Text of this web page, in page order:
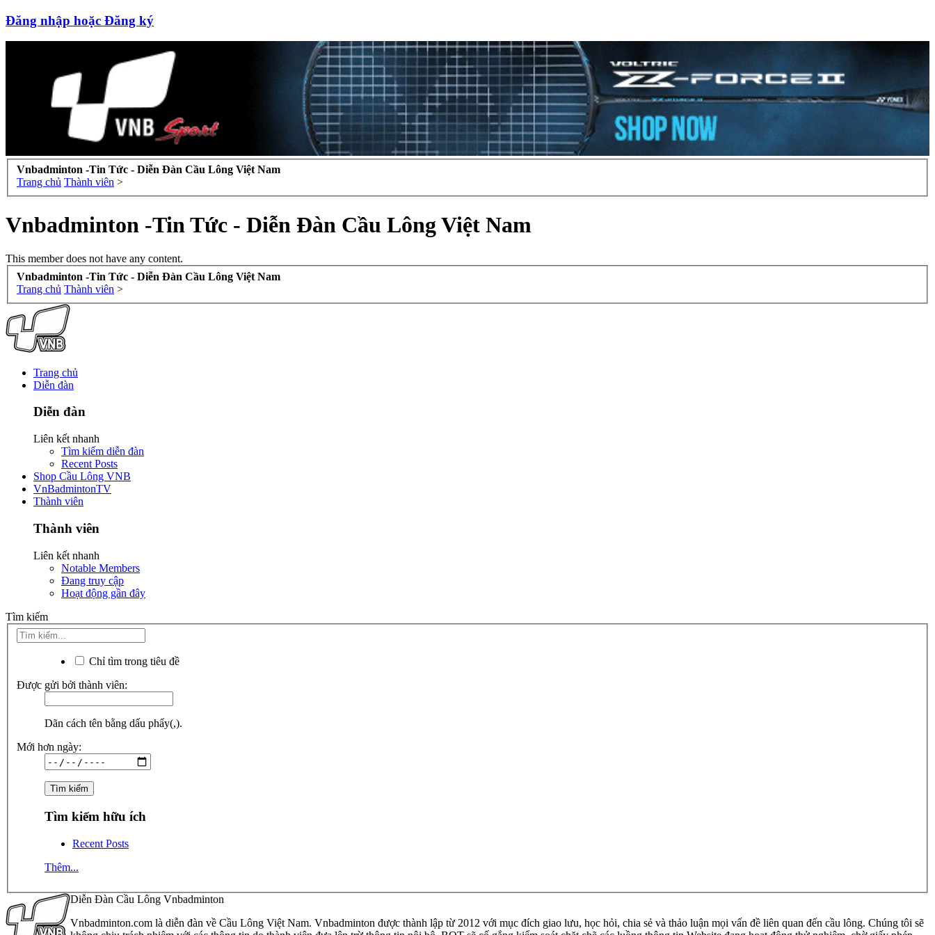
Đăng nhập hoặc Đăng ký
Vnbadminton -Tin Tức - Diễn Đàn Cầu Lông Việt Nam
Trang chủ Thành viên >
Vnbadminton -Tin Tức - Diễn Đàn Cầu Lông Việt Nam
This member does not have any content.
Vnbadminton -Tin Tức - Diễn Đàn Cầu Lông Việt Nam
Trang chủ Thành viên >
Trang chủ
Diễn đàn
Diễn đàn
Liên kết nhanh
Tìm kiếm diễn đàn
Recent Posts
Shop Cầu Lông VNB
VnBadmintonTV
Thành viên
Thành viên
Liên kết nhanh
Notable Members
Đang truy cập
Hoạt động gần đây
Tìm kiếm
Chỉ tìm trong tiêu đề
Được gửi bởi thành viên:
Dãn cách tên bằng dấu phẩy(,).
Mới hơn ngày:
Tìm kiếm hữu ích
Recent Posts
Thêm...
Diễn Đàn Cầu Lông Vnbadminton
Vnbadminton.com là diễn đàn về Cầu Lông Việt Nam. Vnbadminton được thành lập từ 2012 với mục đích giao lưu, học hỏi, chia sẻ và thảo luận mọi vấn đề liên quan đến cầu lông. Chúng tôi sẽ